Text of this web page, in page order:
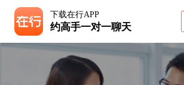
下载在行APP
约高手一对一聊天